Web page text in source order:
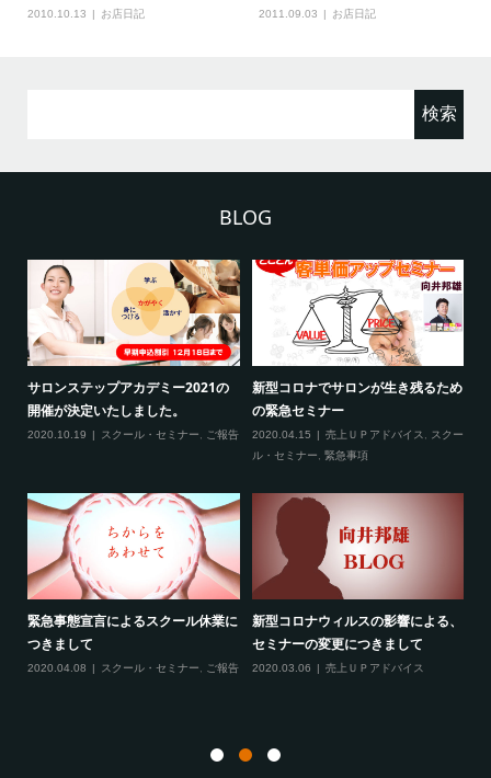
2010.10.13 お店日記 2011.09.03 お店日記
BLOG
サロンステップアカデミー2021の
開催が決定いたしました。
2020.10.19 スクール・セミナー ご報告
新型コロナでサロンが生き残るため
の緊急セミナー
2020.04.15 売上ＵＰアドバイス
スクー
ル・セミナー
緊急事項
緊急事態宣言によるスクール休業に
つきまして
2020.04.08 スクール・セミナー, ご報告
新型コロナウィルスの影響による、
セミナーの変更につきまして
2020.03.06 売上ＵＰアドバイス